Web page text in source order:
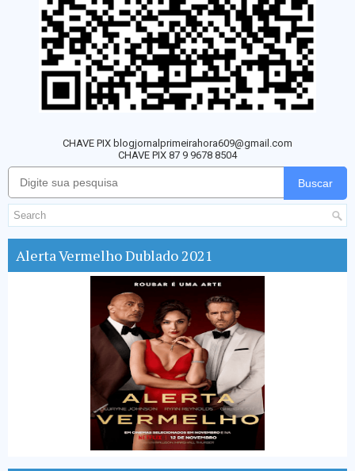
CHAVE PIX blogjornalprimeirahora609@gmail.com
CHAVE PIX 87 9 9678 8504
Buscar
Alerta Vermelho Dublado 2021